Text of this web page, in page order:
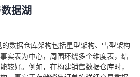
据湖
数据仓库架构包括星型架构、雪型架构
实表为中心，周围环绕多个维度表，结
较好。例如，在构建销售数据仓库时，